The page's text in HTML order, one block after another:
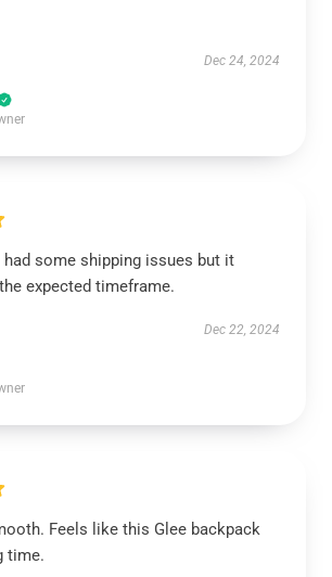
Dec 24, 2024
had some shipping issues but it
expected timeframe.
Dec 22, 2024
Feels like this Glee backpack
time.